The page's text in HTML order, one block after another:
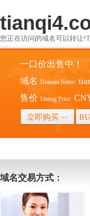
您正在访问的域名可以转让
一口价出售中！
域名 Domain Name:
售价 Listing Price:
立即购买 >>
域名交易方式：